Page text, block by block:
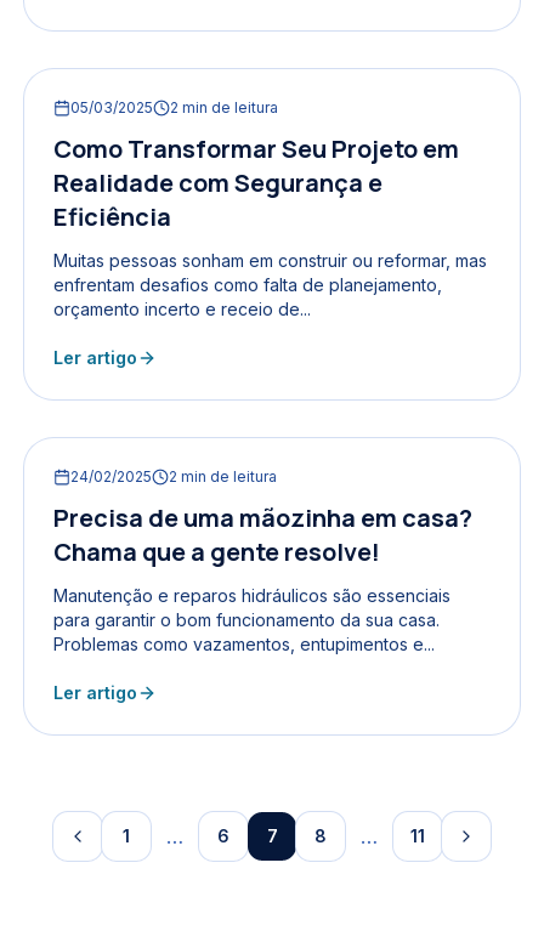
05/03/2025 2 min de leitura
Como Transformar Seu Projeto em
Realidade com Segurança e
Eficiência
Muitas pessoas sonham em construir ou reformar, mas
enfrentam desafios como falta de planejamento,
orçamento incerto e receio de...
Ler artigo
24/02/2025 2 min de leitura
Precisa de uma mãozinha em casa?
Chama que a gente resolve!
Manutenção e reparos hidráulicos são essenciais
para garantir o bom funcionamento da sua casa.
Problemas como vazamentos, entupimentos e...
Ler artigo
1 … 6 7 8 … 11